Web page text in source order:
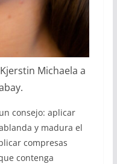
Michaela a
consejo: aplicar
y madura el
compresas
contenga